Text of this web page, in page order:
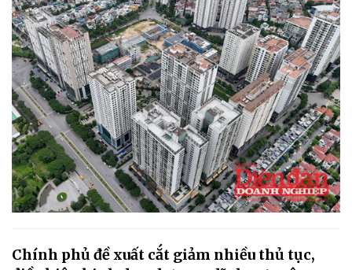
Chính phủ đề xuất cắt giảm nhiều thủ tục,